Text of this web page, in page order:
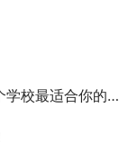
最适合你的孩子